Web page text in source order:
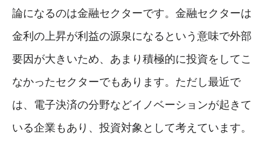
論になるのは金融セクターです。金融セクターは
金利の上昇が利益の源泉になるという意味で外部
要因が大きいため、あまり積極的に投資をしてこ
なかったセクターでもあります。ただし最近で
は、電子決済の分野などイノベーションが起きて
いる企業もあり、投資対象として考えています。